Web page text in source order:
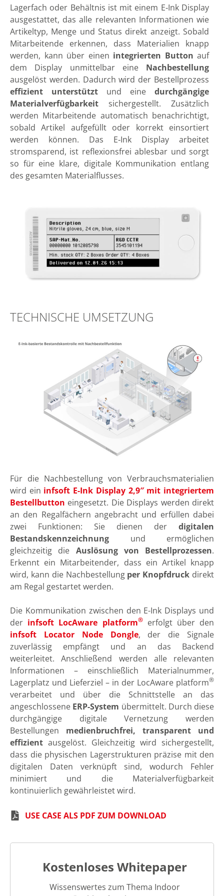
Lagerfach oder Behältnis ist mit einem E‑Ink Display
ausgestattet, das alle relevanten Informationen wie
Artikeltyp, Menge und Status direkt anzeigt. Sobald
Mitarbeitende erkennen, dass Materialien knapp
werden, kann über einen integrierten Button auf
dem Display unmittelbar eine Nachbestellung
ausgelöst werden. Dadurch wird der Bestellprozess
effizient unterstützt und eine durchgängige
Materialverfügbarkeit sichergestellt. Zusätzlich
werden Mitarbeitende automatisch benachrichtigt,
sobald Artikel aufgefüllt oder korrekt einsortiert
werden können. Das E‑Ink Display arbeitet
stromsparend, ist reflexionsfrei ablesbar und sorgt
so für eine klare, digitale Kommunikation entlang
des gesamten Materialflusses.
TECHNISCHE UMSETZUNG
Für die Nachbestellung von Verbrauchsmaterialien
wird ein infsoft E-Ink Display 2,9″ mit integriertem
Bestellbutton eingesetzt. Die Displays werden direkt
an den Regalfächern angebracht und erfüllen dabei
zwei Funktionen: Sie dienen der digitalen
Bestandskennzeichnung und ermöglichen
gleichzeitig die Auslösung von Bestellprozessen.
Erkennt ein Mitarbeitender, dass ein Artikel knapp
wird, kann die Nachbestellung per Knopfdruck direkt
am Regal gestartet werden.
Die Kommunikation zwischen den E-Ink Displays und
der infsoft LocAware platform®erfolgt über den
infsoft Locator Node Dongle, der die Signale
zuverlässig empfängt und an das Backend
weiterleitet. Anschließend werden alle relevanten
Informationen – einschließlich Materialnummer,
Lagerplatz und Lieferziel – in der LocAware platform®
verarbeitet und über die Schnittstelle an das
angeschlossene ERP-System übermittelt. Durch diese
durchgängige digitale Vernetzung werden
Bestellungen medienbruchfrei, transparent und
effizient ausgelöst. Gleichzeitig wird sichergestellt,
dass die physischen Lagerstrukturen präzise mit den
digitalen Daten verknüpft sind, wodurch Fehler
minimiert und die Materialverfügbarkeit
kontinuierlich gewährleistet wird.
USE CASE ALS PDF ZUM DOWNLOAD
Kostenloses Whitepaper
Wissenswertes zum Thema Indoor